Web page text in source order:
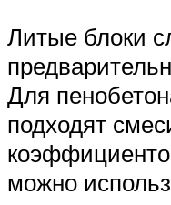
Литые блоки
Для
подходят
можно